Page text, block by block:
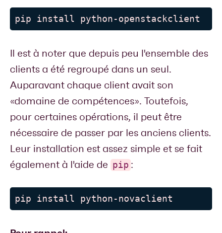
pip install python-openstackclient
Il est à noter que depuis peu l'ensemble des
clients a été regroupé dans un seul.
Auparavant chaque client avait son
«domaine de compétences». Toutefois,
pour certaines opérations, il peut être
nécessaire de passer par les anciens clients.
Leur installation est assez simple et se fait
également à l'aide de pip :
pip install python-novaclient